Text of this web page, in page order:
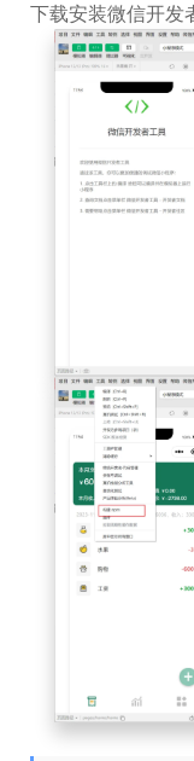
下载安装微信开发